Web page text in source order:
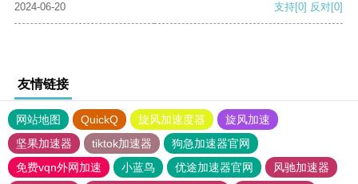
2024-06-20 支持[0] 反对[0]
友情链接
网站地图 QuickQ 旋风加速度器
旋风加速
坚果加速器
tiktok加速器
狗急加速器官网
免费vqn外网加速
小蓝鸟 优途加速器官网
风驰加速器